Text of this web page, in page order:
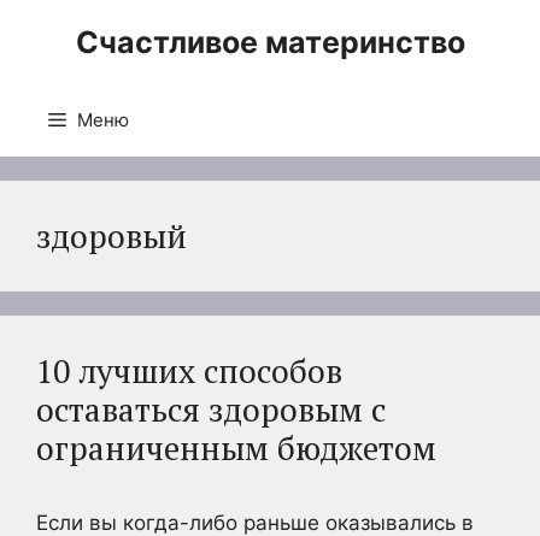
Счастливое материнство
Меню
здоровый
10 лучших способов
оставаться здоровым с
ограниченным бюджетом
Если вы когда-либо раньше оказывались в